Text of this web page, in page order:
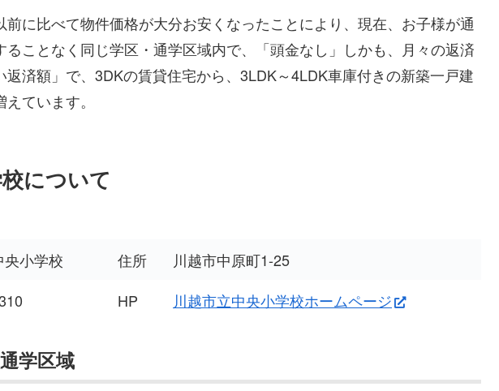
に比べて物件価格が大分お安くなったことにより、現在、お子様が通
ことなく同じ学区・通学区域内で、「頭金なし」しかも、月々の返済
済額」で、3DKの賃貸住宅から、3LDK～4LDK車庫付きの新築一戸建
ています。
について
央小学校 住所
川越市中原町1-25
HP 川越市立中央小学校ホームページ
学区域